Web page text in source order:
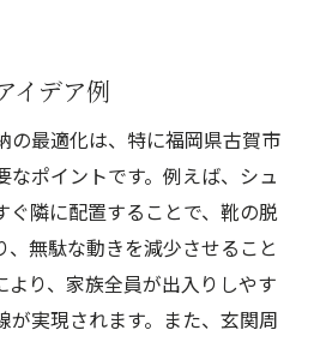
イデア例
の最適化は、特に福岡県古賀市
なポイントです。例えば、シュ
ぐ隣に配置することで、靴の脱
、無駄な動きを減少させること
より、家族全員が出入りしやす
が実現されます。また、玄関周